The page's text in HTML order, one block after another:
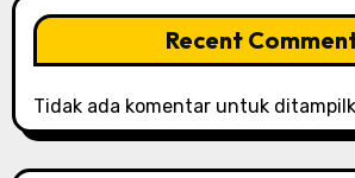
Recent
Tidak ada komentar untuk